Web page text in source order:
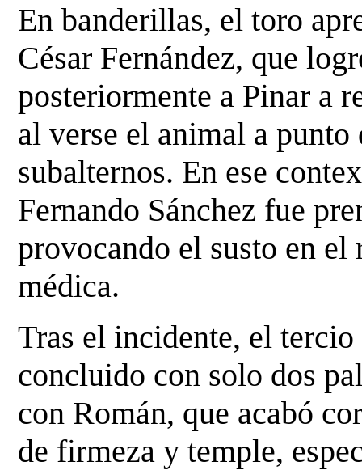
En banderillas, el toro
César Fernández, que
posteriormente a Pinar a
al verse el animal a
subalternos. En ese
Fernando Sánchez fue
provocando el susto en
médica.
Tras el incidente, el
concluido con solo dos
con Román, que acabó
de firmeza y temple,